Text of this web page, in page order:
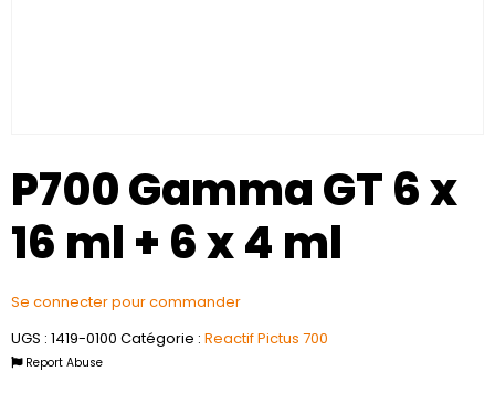
P700 Gamma GT 6 x
16 ml + 6 x 4 ml
Se connecter pour commander
UGS : 1419-0100 Catégorie : Reactif Pictus 700
Report Abuse